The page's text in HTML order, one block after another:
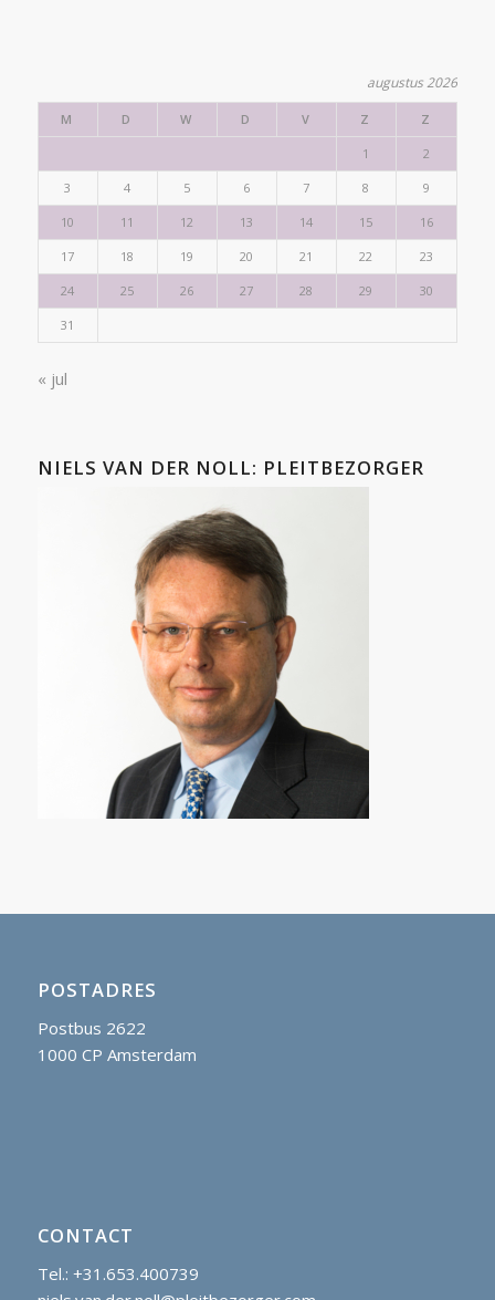
augustus 2026
M D W D V Z Z
1 2
3 4 5 6 7 8 9
10 11 12 13 14 15 16
17 18 19 20 21 22 23
24 25 26 27 28 29 30
31
« jul
NIELS VAN DER NOLL: PLEITBEZORGER
POSTADRES
Postbus 2622
1000 CP Amsterdam
CONTACT
Tel.: +31.653.400739